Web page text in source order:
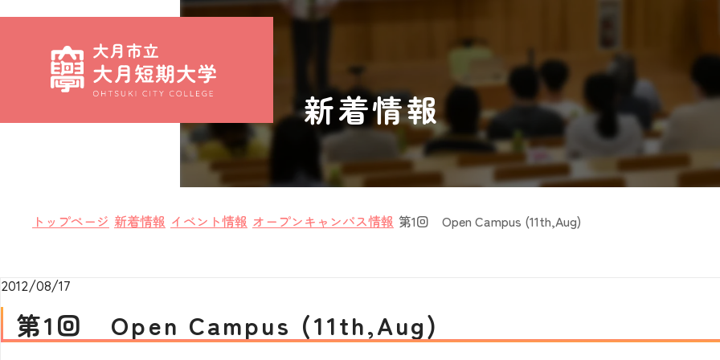
新着情報
トップページ 新着情報 イベント情報 オープンキャンパス情報 第1回 Open Campus (11th,Aug)
2012/08/17
第1回 Open Campus (11th,Aug)